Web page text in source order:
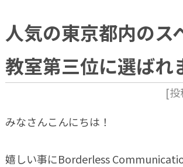
人気の東京都内のス
教室第三位に選ばれ
[投
みなさんこんにちは！
嬉しい事にBorderless